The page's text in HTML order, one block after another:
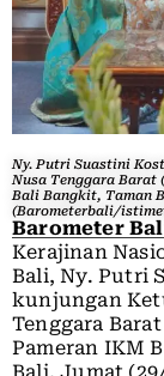
Ny. Putri Suastini
Nusa Tenggara Barat
Bali Bangkit, Taman
(Barometerbali/
Barometer Bali
Kerajinan
Bali, Ny. Putri
kunjungan
Tenggara
Pameran IKM